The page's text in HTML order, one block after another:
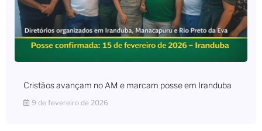
Cristãos avançam no AM e marcam posse em Iranduba
9 de fevereiro de 2026